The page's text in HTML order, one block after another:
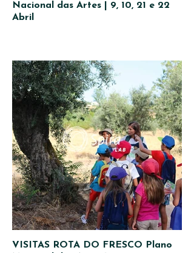
Nacional das Artes | 9, 10, 21 e 22
Abril
VISITAS ROTA DO FRESCO Plano